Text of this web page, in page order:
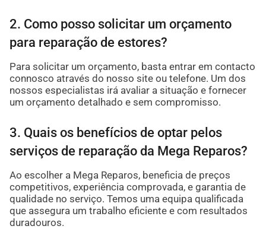
2. Como posso solicitar um orçamento
para reparação de estores?
Para solicitar um orçamento, basta entrar em contacto
connosco através do nosso site ou telefone. Um dos
nossos especialistas irá avaliar a situação e fornecer
um orçamento detalhado e sem compromisso.
3. Quais os benefícios de optar pelos
serviços de reparação da Mega Reparos?
Ao escolher a Mega Reparos, beneficia de preços
competitivos, experiência comprovada, e garantia de
qualidade no serviço. Temos uma equipa qualificada
que assegura um trabalho eficiente e com resultados
duradouros.